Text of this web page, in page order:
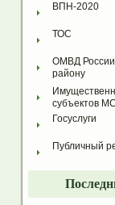
ВПН-2020
ТОС
ОМВД России
району
субъектов
Госуслуги
Публичный